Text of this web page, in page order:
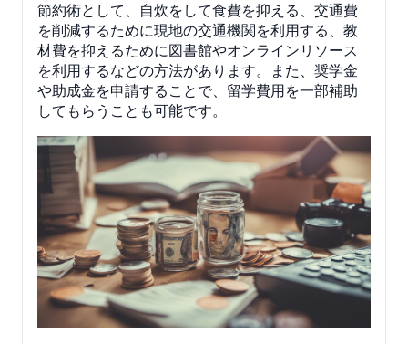
節約術として、自炊をして食費を抑える、交通費
を削減するために現地の交通機関を利用する、教
材費を抑えるために図書館やオンラインリソース
を利用するなどの方法があります。また、奨学金
や助成金を申請することで、留学費用を一部補助
してもらうことも可能です。